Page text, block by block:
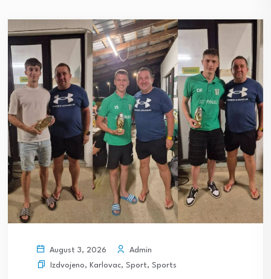
August 3, 2026
Admin
Izdvojeno, Karlovac, Sport, Sports